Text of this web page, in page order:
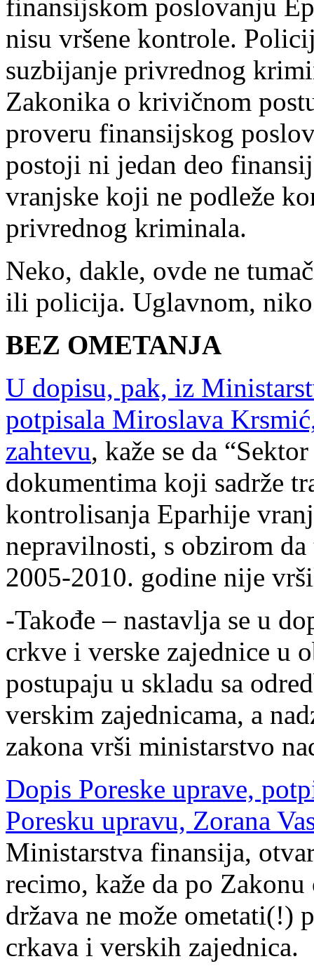
finansijskom poslovanju
nisu vršene kontrole.
suzbijanje privrednog
Zakonika o krivičnom
proveru finansijskog
postoji ni jedan deo
vranjske koji ne podleže
privrednog kriminala.
Neko, dakle, ovde ne
ili policija. Uglavnom,
BEZ OMETANJA
U dopisu, pak, iz
potpisala Miroslava
zahtevu, kaže se da
dokumentima koji sadrže
kontrolisanja Eparhije
nepravilnosti, s obzirom
2005-2010. godine nije
-Takođe – nastavlja se u
crkve i verske zajednice u
postupaju u skladu sa
verskim zajednicama, a
zakona vrši ministarstvo
Dopis Poreske uprave,
Poresku upravu, Zorana
Ministarstva finansija,
recimo, kaže da po
država ne može ometati(!)
crkava i verskih zajednica.